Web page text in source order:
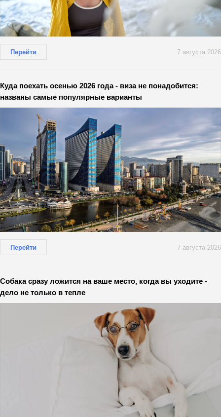
Перейти 7 августа 2026
Куда поехать осенью 2026 года - виза не понадобится:
названы самые популярные варианты
Перейти 7 августа 2026
Собака сразу ложится на ваше место, когда вы уходите -
дело не только в тепле